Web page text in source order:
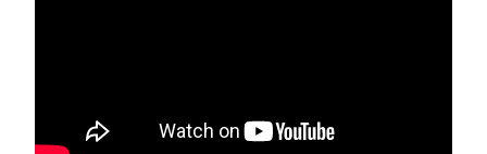
2025, l’année la plus